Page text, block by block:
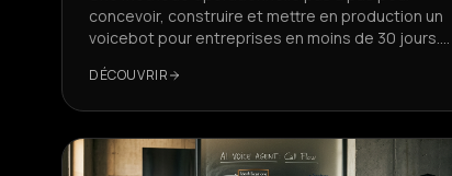
concevoir, construire et mettre en production un
voicebot pour entreprises en moins de 30 jours.
DÉCOUVRIR